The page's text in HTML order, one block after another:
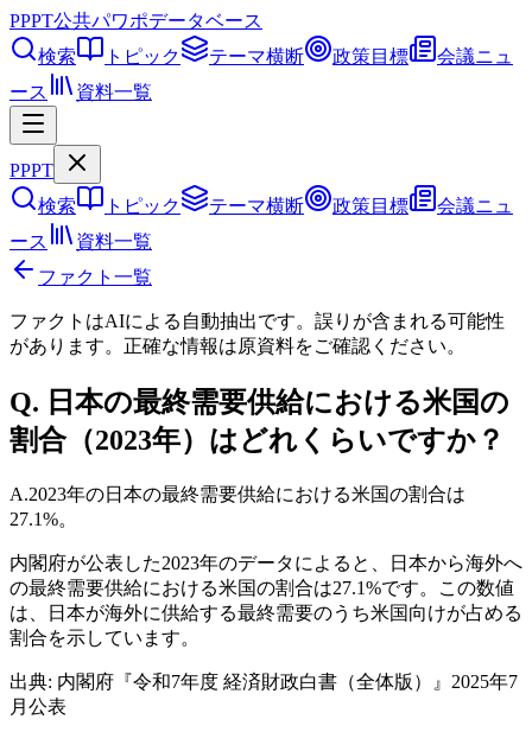
PPPT公共パワポデータベース
検索
トピック テーマ横断 政策目標
会議ニュ
ース
資料一覧
PPPT
検索
トピック テーマ横断 政策目標
会議ニュ
ース
資料一覧
ファクト一覧
ファクトはAIによる自動抽出です。誤りが含まれる可能性
があります。正確な情報は原資料をご確認ください。
Q. 日本の最終需要供給における米国の
割合（2023年）はどれくらいですか？
A.2023年の日本の最終需要供給における米国の割合は
27.1%。
内閣府が公表した2023年のデータによると、日本から海外へ
の最終需要供給における米国の割合は27.1%です。この数値
は、日本が海外に供給する最終需要のうち米国向けが占める
割合を示しています。
出典: 内閣府『令和7年度 経済財政白書（全体版）』2025年7
月公表